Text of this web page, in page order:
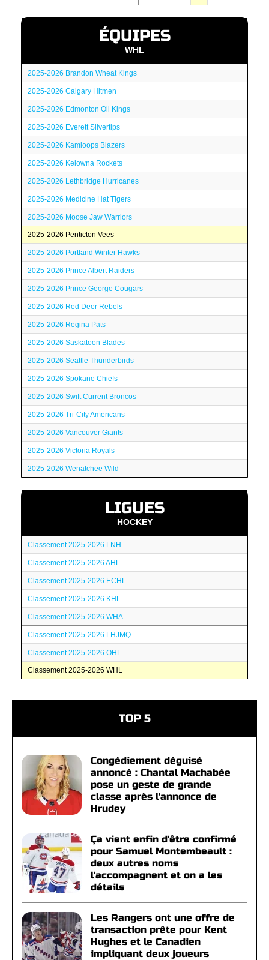
ÉQUIPES
WHL
2025-2026 Brandon Wheat Kings
2025-2026 Calgary Hitmen
2025-2026 Edmonton Oil Kings
2025-2026 Everett Silvertips
2025-2026 Kamloops Blazers
2025-2026 Kelowna Rockets
2025-2026 Lethbridge Hurricanes
2025-2026 Medicine Hat Tigers
2025-2026 Moose Jaw Warriors
2025-2026 Penticton Vees
2025-2026 Portland Winter Hawks
2025-2026 Prince Albert Raiders
2025-2026 Prince George Cougars
2025-2026 Red Deer Rebels
2025-2026 Regina Pats
2025-2026 Saskatoon Blades
2025-2026 Seattle Thunderbirds
2025-2026 Spokane Chiefs
2025-2026 Swift Current Broncos
2025-2026 Tri-City Americans
2025-2026 Vancouver Giants
2025-2026 Victoria Royals
2025-2026 Wenatchee Wild
LIGUES
HOCKEY
Classement 2025-2026 LNH
Classement 2025-2026 AHL
Classement 2025-2026 ECHL
Classement 2025-2026 KHL
Classement 2025-2026 WHA
Classement 2025-2026 LHJMQ
Classement 2025-2026 OHL
Classement 2025-2026 WHL
TOP 5
Congédiement déguisé
annoncé : Chantal Machabée
pose un geste de grande
classe après l'annonce de
Hrudey
Ça vient enfin d'être confirmé
pour Samuel Montembeault :
deux autres noms
l'accompagnent et on a les
détails
Les Rangers ont une offre de
transaction prête pour Kent
Hughes et le Canadien
impliquant deux joueurs